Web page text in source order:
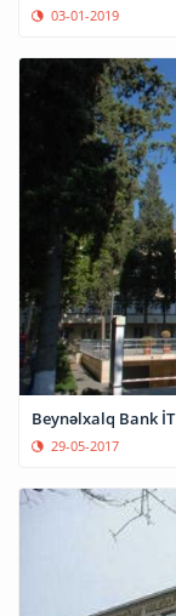
03-01-2019
Beynəlxalq Bank
29-05-2017